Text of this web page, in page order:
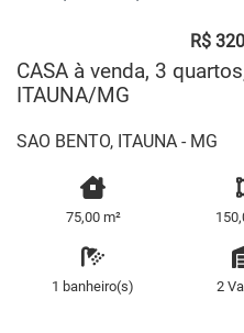
R$
CASA à venda, 3
ITAUNA/MG
SAO BENTO, ITAUNA - MG
75,00 m²
1 banheiro(s) 2